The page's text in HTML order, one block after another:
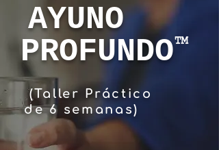
AYUNO
PROFUNDO
(Taller Práctico
de 6 semanas)